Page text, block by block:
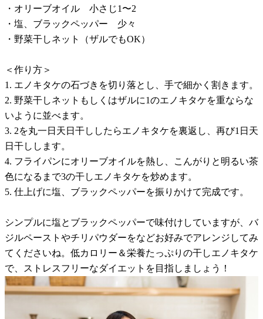
・オリーブオイル 小さじ1〜2
・塩、ブラックペッパー 少々
・野菜干しネット（ザルでもOK）
＜作り方＞
1. エノキタケの石づきを切り落とし、手で細かく割きます。
2. 野菜干しネットもしくはザルに1のエノキタケを重ならな
いように並べます。
3. 2を丸一日天日干ししたらエノキタケを裏返し、再び1日天
日干しします。
4. フライパンにオリーブオイルを熱し、こんがりと明るい茶
色になるまで3の干しエノキタケを炒めます。
5. 仕上げに塩、ブラックペッパーを振りかけて完成です。
シンプルに塩とブラックペッパーで味付けしていますが、バ
ジルペーストやチリパウダーをなどお好みでアレンジしてみ
てくださいね。低カロリー＆栄養たっぷりの干しエノキタケ
で、ストレスフリーなダイエットを目指しましょう！